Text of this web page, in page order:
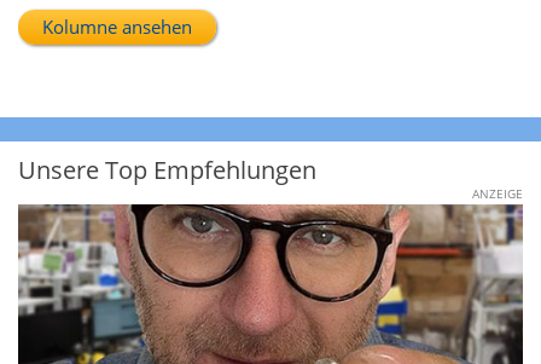
Kolumne ansehen
Unsere Top Empfehlungen
ANZEIGE